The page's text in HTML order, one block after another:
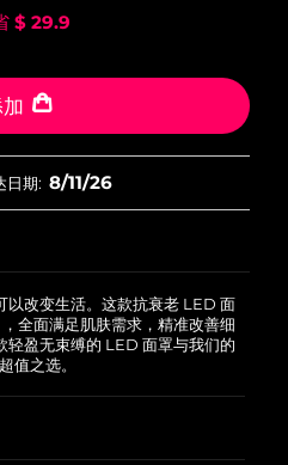
$ 29.9
日期: 8/11/26
以改变生活。这款抗衰老 LED 面
全面满足肌肤需求，精准改善细
轻盈无束缚的 LED 面罩与我们的
值之选。